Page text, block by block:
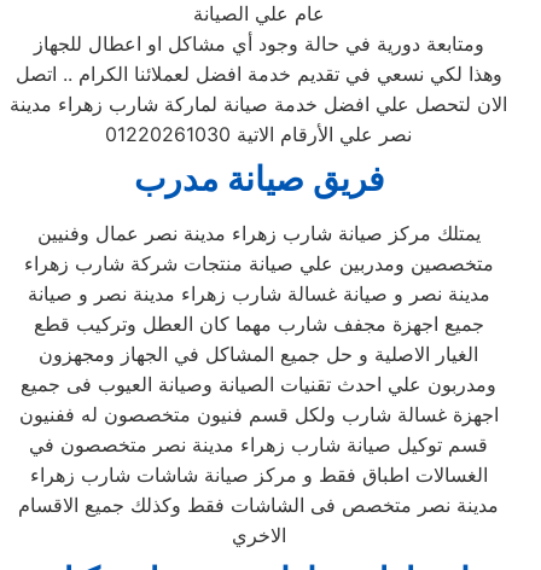
عام علي الصيانة
ومتابعة دورية في حالة وجود أي مشاكل او اعطال للجهاز
وهذا لكي نسعي في تقديم خدمة افضل لعملائنا الكرام .. اتصل
الان لتحصل علي افضل خدمة صيانة لماركة شارب زهراء مدينة
نصر علي الأرقام الاتية 01220261030
فريق صيانة مدرب
يمتلك مركز صيانة شارب زهراء مدينة نصر عمال وفنيين
متخصصين ومدربين علي صيانة منتجات شركة شارب زهراء
مدينة نصر و صيانة غسالة شارب زهراء مدينة نصر و صيانة
جميع اجهزة مجفف شارب مهما كان العطل وتركيب قطع
الغيار الاصلية و حل جميع المشاكل في الجهاز ومجهزون
ومدربون علي احدث تقنيات الصيانة وصيانة العيوب فى جميع
اجهزة غسالة شارب ولكل قسم فنيون متخصصون له ففنيون
قسم توكيل صيانة شارب زهراء مدينة نصر متخصصون في
الغسالات اطباق فقط و مركز صيانة شاشات شارب زهراء
مدينة نصر متخصص فى الشاشات فقط وكذلك جميع الاقسام
الاخري